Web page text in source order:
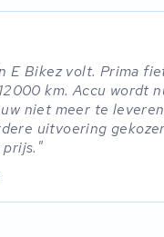
E Bikez volt. Prima
km. Accu wordt
niet meer te
uitvoering